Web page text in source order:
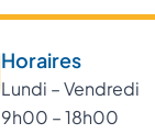
Horaires
Lundi – Vendredi
9h00 – 18h00